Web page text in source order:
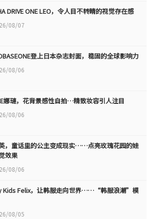
DRIVE ONE LEO，令人目不转睛的视觉存在感
08/07
登上日本杂志封面，稳固的全球影响力
08/06
娜璉，花背景感性自拍…精致妆容引人注目
08/06
，童话里的公主变成现实……点亮玫瑰花园的娃
效果
08/06
Kids Felix，让韩服走向世界……“韩服浪潮”模
08/05